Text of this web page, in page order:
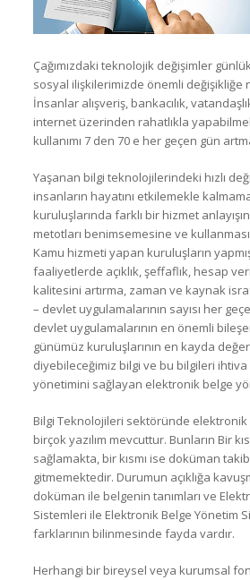
Çağımızdaki teknolojik değişimler
sosyal ilişkilerimizde önemli değişikliğe
İnsanlar alışveriş, bankacılık,
internet üzerinden rahatlıkla
kullanımı 7 den 70 e her geçen gün
Yaşanan bilgi teknolojilerindeki hızlı
insanların hayatını etkilemekle
kuruluşlarında farklı bir hizmet
metotları benimsemesine ve
Kamu hizmeti yapan kuruluşların
faaliyetlerde açıklık, şeffaflık, hesap
kalitesini artırma, zaman ve kaynak
– devlet uygulamalarının sayısı her
devlet uygulamalarının en önemli
günümüz kuruluşlarının en kayda
diyebileceğimiz bilgi ve bu bilgileri
yönetimini sağlayan elektronik belge
Bilgi Teknolojileri sektöründe
birçok yazılım mevcuttur. Bunların Bir
sağlamakta, bir kısmı ise doküman
gitmemektedir. Durumun açıklığa
doküman ile belgenin tanımları ve
Sistemleri ile Elektronik Belge Yönetim
farklarının bilinmesinde fayda vardır.
Herhangi bir bireysel veya kurumsal